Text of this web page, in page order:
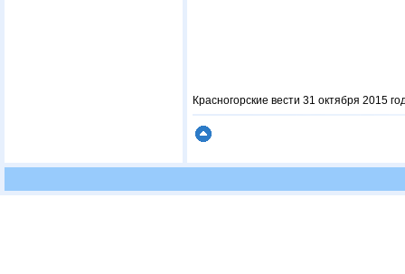
Красногорские вести 31 октября 2015